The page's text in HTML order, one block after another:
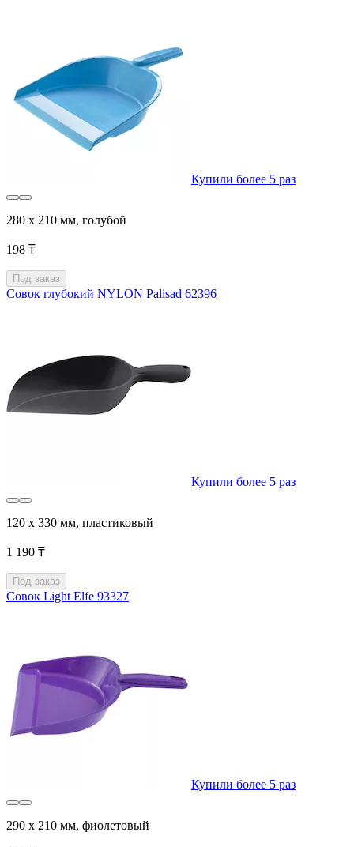
Купили более 5 раз
280 x 210 мм, голубой
198 ₸
Под заказ
Совок глубокий NYLON Palisad 62396
Купили более 5 раз
120 x 330 мм, пластиковый
1 190 ₸
Под заказ
Совок Light Elfe 93327
Купили более 5 раз
290 x 210 мм, фиолетовый